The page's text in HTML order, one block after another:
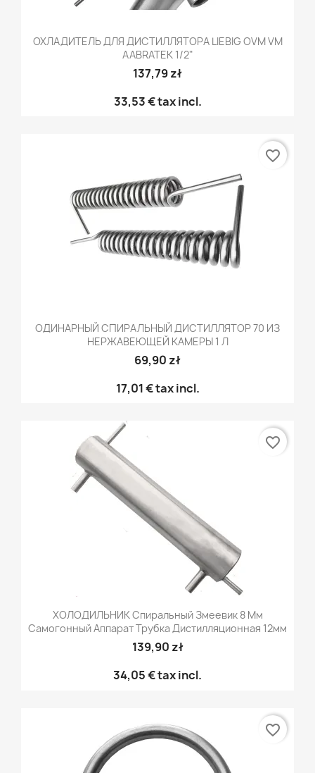
ОХЛАДИТЕЛЬ ДЛЯ ДИСТИЛЛЯТОРА LIEBIG OVM VM
AABRATEK 1/2"
137,79 zł
33,53 €tax incl.
ОДИНАРНЫЙ СПИРАЛЬНЫЙ ДИСТИЛЛЯТОР 70 ИЗ
НЕРЖАВЕЮЩЕЙ КАМЕРЫ 1 Л
69,90 zł
17,01 €tax incl.
favorite_border
ХОЛОДИЛЬНИК Спиральный Змеевик 8 Мм
Самогонный Аппарат Трубка Дистилляционная 12мм
139,90 zł
34,05 €tax incl.
favorite_border
favorite_border